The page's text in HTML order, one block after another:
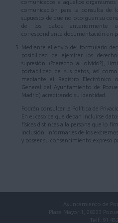
comunicados a aquellos organismos
comunicación para la consulta de
supuesto de que no otorguen su
de los datos anteriormente
correspondiente documentación en
Mediante el envío del formulario
posibilidad de ejercitar los
supresión (?derecho al olvido?),
portabilidad de sus datos, así
mediante el Registro Electrónico
General del Ayuntamiento de
Madrid) acreditando su identidad.
Podrán consultar la Política de
En el caso de que deban incluirse
físicas distintas a la persona que lo
inclusión, informarles de los
y poseer su consentimiento expreso
Ayuntamiento de
Plaza Mayor 1, 28223
Telf. 91